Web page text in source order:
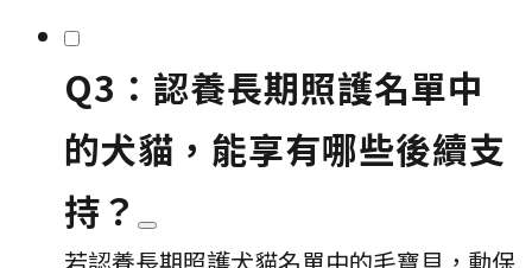
Q3：認養長期照護名單中
的犬貓，能享有哪些後續支
持？